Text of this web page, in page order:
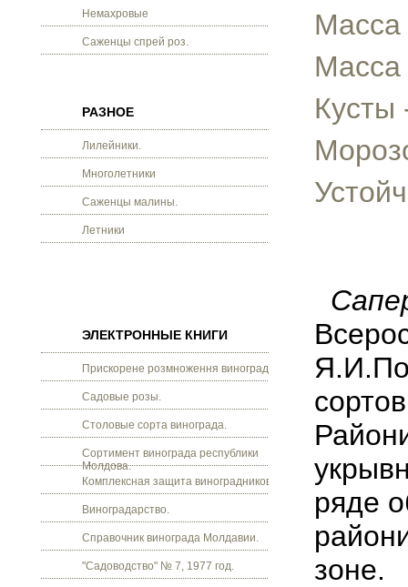
Немахровые
Саженцы спрей роз.
РАЗНОЕ
Лилейники.
Многолетники
Саженцы малины.
Летники
ЭЛЕКТРОННЫЕ КНИГИ
Прискорене розмноження винограду.
Садовые розы.
Столовые сорта винограда.
Сортимент винограда республики
Молдова.
Комплексная защита виноградников.
Виноградарство.
Справочник винограда Молдавии.
"Садоводство" № 7, 1977 год.
Масса
Масса
Кусты
ряде
зоне.